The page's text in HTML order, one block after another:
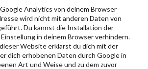
Analytics von deinem Browser
wird nicht mit anderen Daten von
Du kannst die Installation der
in deinem Browser verhindern.
Website erklärst du dich mit der
dich erhobenen Daten durch Google in
Art und Weise und zu dem zuvor